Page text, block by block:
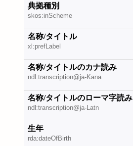
典拠種別
skos:inScheme
名称/タイトル
xl:prefLabel
名称/タイトルのカナ読み
ndl:transcription@ja-Kana
名称/タイトルのローマ字読み
ndl:transcription@ja-Latn
生年
rda:dateOfBirth